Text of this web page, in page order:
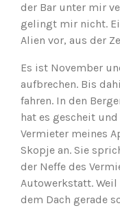
der Bar unter mir
gelingt mir nicht.
Alien vor, aus der
Es ist November
aufbrechen. Bis
fahren. In den
hat es gescheit
Vermieter meines
Skopje an. Sie
der Neffe des
Autowerkstatt.
dem Dach gerade